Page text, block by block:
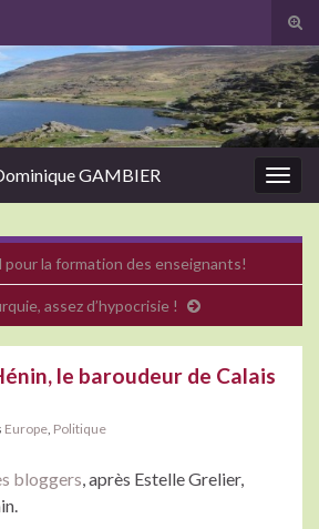
GAMBIER
pour la formation des enseignants!
assez d’hypocrisie !
le baroudeur de Calais
Europe Politique
bloggers, après Estelle Grelier,